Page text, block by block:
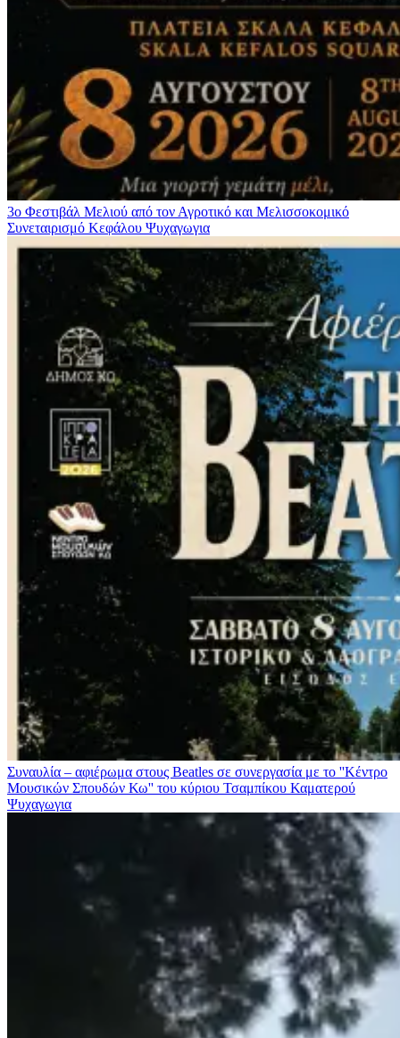
3ο Φεστιβάλ Μελιού από τον Αγροτικό και Μελισσοκομικό
Συνεταιρισμό Κεφάλου Ψυχαγωγια
Συναυλία – αφιέρωμα στους Beatles σε συνεργασία με το ''Κέντρο
Μουσικών Σπουδών Κω'' του κύριου Τσαμπίκου Καματερού
Ψυχαγωγια